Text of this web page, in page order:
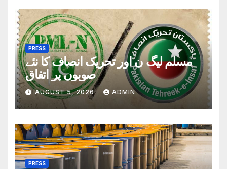
PRESS
مسلم لیگ ن اور تحریک انصاف کا نئے
صوبوں پر اتفاق
AUGUST 5, 2026 ADMIN
PRESS